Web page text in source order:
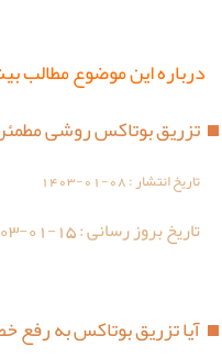
درباره این موضوع مطالب
تزریق بوتاکس روشی
تاریخ انتشار :1403-01-08
تاریخ بروز رسانی :01-15
آیا تزریق بوتاکس به